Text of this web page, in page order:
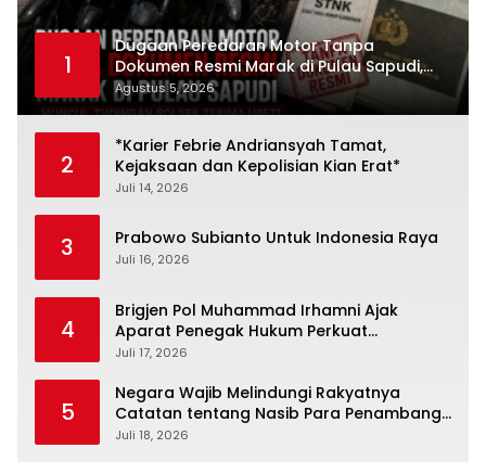
1
Dugaan Peredaran Motor Tanpa
Dokumen Resmi Marak di Pulau Sapudi,
Polsek Diduga Terima Upeti
Agustus 5, 2026
2
*Karier Febrie Andriansyah Tamat,
Kejaksaan dan Kepolisian Kian Erat*
Juli 14, 2026
3 Prabowo Subianto Untuk Indonesia Raya
Juli 16, 2026
4
Brigjen Pol Muhammad Irhamni Ajak
Aparat Penegak Hukum Perkuat
Kolaborasi Berantas Kejahatan
Juli 17, 2026
5
Negara Wajib Melindungi Rakyatnya
Catatan tentang Nasib Para Penambang
Belerang Kawah Ijen
Juli 18, 2026